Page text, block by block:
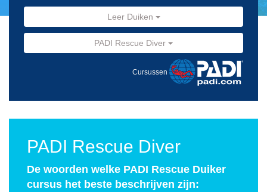
Leer Duiken
PADI Rescue Diver
Cursussen
PADI Rescue Diver
De woorden welke PADI Rescue Duiker
cursus het beste beschrijven zijn: